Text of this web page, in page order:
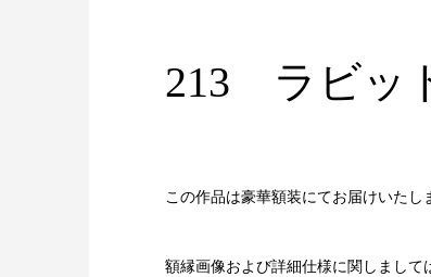
213 ラビ
この作品は豪華額装にてお届けいたし
額縁画像および詳細仕様に関しまし